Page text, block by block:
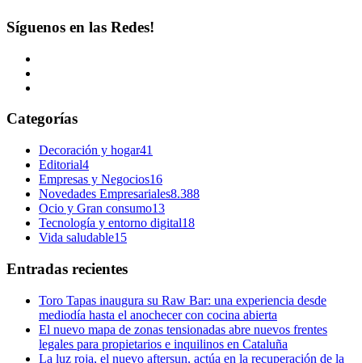
Síguenos en las Redes!
Categorías
Decoración y hogar41
Editorial4
Empresas y Negocios16
Novedades Empresariales8.388
Ocio y Gran consumo13
Tecnología y entorno digital18
Vida saludable15
Entradas recientes
Toro Tapas inaugura su Raw Bar: una experiencia desde
mediodía hasta el anochecer con cocina abierta
El nuevo mapa de zonas tensionadas abre nuevos frentes
legales para propietarios e inquilinos en Cataluña
La luz roja, el nuevo aftersun, actúa en la recuperación de la